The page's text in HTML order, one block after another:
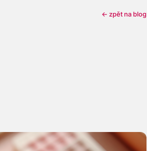
← zpět na blog